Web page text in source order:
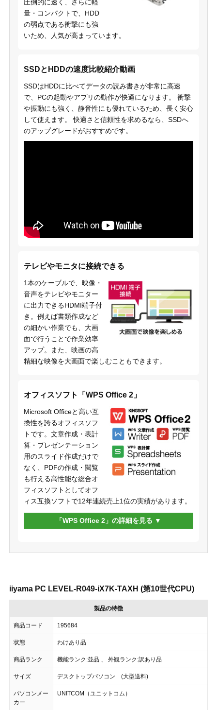
圧倒的に速く、さらに軽
量・コンパクトで、HDD
の弱点である衝撃にも強
いため、人気が高まっています。
SSDとHDDの速度比較紹介動画
SSDはHDDに比べてデータの読み書きが非常に高速
で、PCの起動やアプリの動作が快適になります。 衝撃
や振動にも強く、静音性にも優れているため、長く安心
して使えます。 快適さと信頼性を求めるなら、SSDへ
のアップグレードがおすすめです。
テレビやモニタに接続できる
1本のケーブルで、映像・
音声をテレビやモニター
に出力できるHDMI端子付
き。例えば書類作成など
の細かい作業でも、大画
面で行うことで作業効率
アップ。また、映画の高
精細な映像を大画面で楽しむこともできます。
オフィスソフト「WPS Office 2」
Microsoft Officeと高い互
換性を誇るオフィスソフ
トです。文章作成・表計
算・プレゼンテーション
用のスライド作成だけで
なく、PDFの作成・閲覧
も行える高性能な総合オ
フィスソフトとしてオフ
ィス互換ソフトで12年連続売上1位の実績があります。
「WPS Office 2」の詳細を見る
iiyama PC LEVEL-R049-iX7K-TAXH (第10世代CPU)
製品の特徴
商品コード 195684
状態 わけあり品
商品ランク 機能ランク:並品 、 外観ランク:訳あり品
サイズ デスクトップパソコン (大型送料)
パソコンメー
カー
UNITCOM（ユニットコム）